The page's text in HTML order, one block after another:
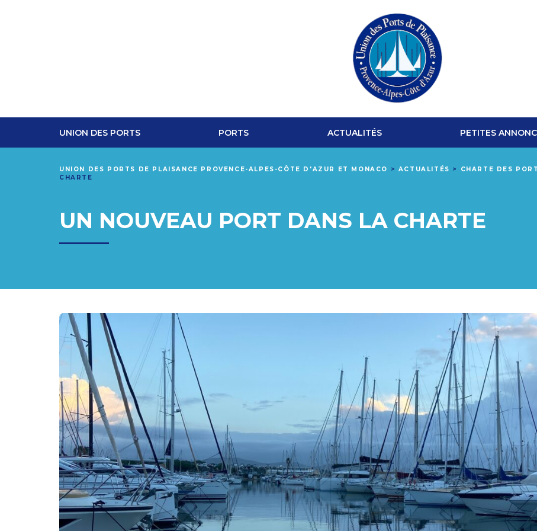
UNION
PORTS
PLAISANCE
CÔTE
D'AZUR
ET
MONACO
UNION DES PORTS PORTS ACTUALITÉS PETITES
UNION DES PORTS DE PLAISANCE PROVENCE-ALPES-CÔTE D'AZUR ET MONACO > ACTUALITÉS > CHARTE DES
CHARTE
UN NOUVEAU PORT DANS LA CHARTE